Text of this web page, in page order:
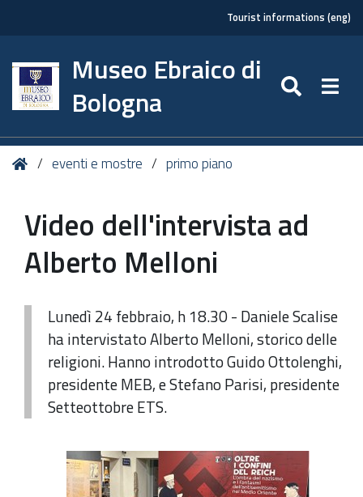
Tourist informations (eng)
Museo Ebraico di
Bologna
Tu Homeeventi e mostre primo piano
Video dell'intervista ad
Alberto Melloni
Lunedì 24 febbraio, h 18.30 - Daniele Scalise
ha intervistato Alberto Melloni, storico delle
religioni. Hanno introdotto Guido Ottolenghi,
presidente MEB, e Stefano Parisi, presidente
Setteottobre ETS.